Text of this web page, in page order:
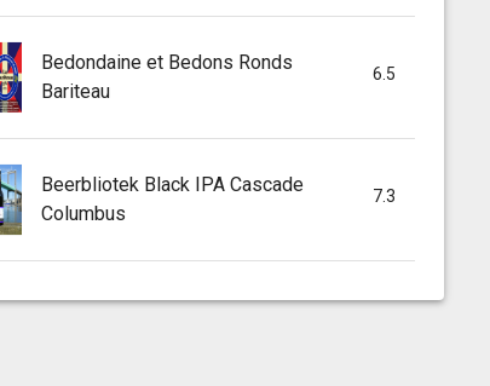
Bedondaine et Bedons Ronds
Bariteau
6.5
Beerbliotek Black IPA Cascade
Columbus
7.3